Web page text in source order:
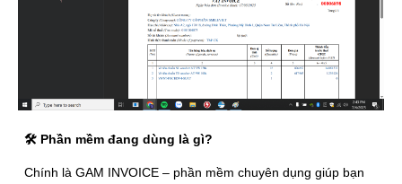
🛠 Phần mềm đang dùng là gì?
Chính là GAM INVOICE – phần mềm chuyên dụng giúp bạn